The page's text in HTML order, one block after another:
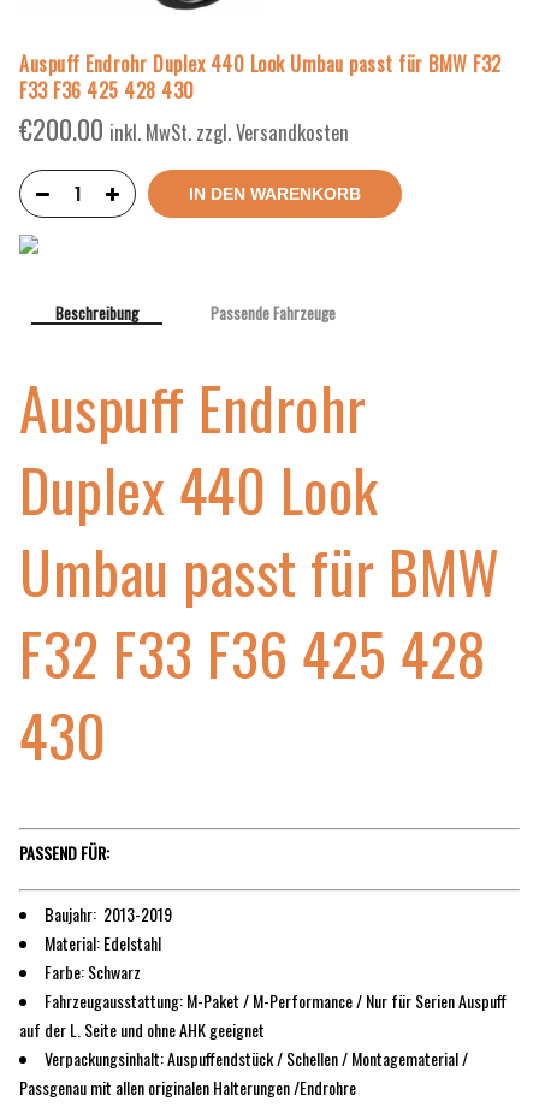
Auspuff Endrohr Duplex 440 Look Umbau passt für BMW F32
F33 F36 425 428 430
€200.00 inkl. MwSt. zzgl. Versandkosten
IN DEN WARENKORB
Beschreibung Passende Fahrzeuge
Auspuff Endrohr
Duplex 440 Look
Umbau passt für BMW
F32 F33 F36 425 428
430
PASSEND FÜR:
Baujahr: 2013-2019
Material: Edelstahl
Farbe: Schwarz
Fahrzeugausstattung: M-Paket / M-Performance / Nur für Serien Auspuff
auf der L. Seite und ohne AHK geeignet
Verpackungsinhalt: Auspuffendstück / Schellen / Montagematerial /
Passgenau mit allen originalen Halterungen /Endrohre